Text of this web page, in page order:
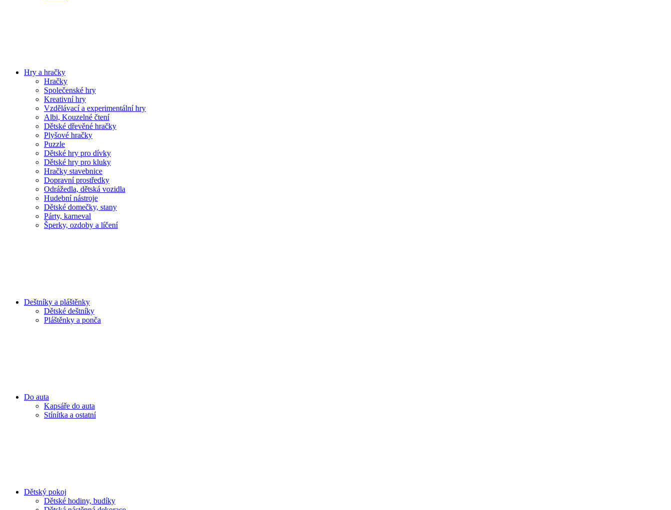
Hry a hračky
Hračky
Společenské hry
Kreativní hry
Vzdělávací a experimentální hry
Albi, Kouzelné čtení
Dětské dřevěné hračky
Plyšové hračky
Puzzle
Dětské hry pro dívky
Dětské hry pro kluky
Hračky stavebnice
Dopravní prostředky
Odrážedla, dětská vozidla
Hudební nástroje
Dětské domečky, stany
Párty, karneval
Šperky, ozdoby a líčení
Deštníky a pláštěnky
Dětské deštníky
Pláštěnky a ponča
Do auta
Kapsáře do auta
Stínítka a ostatní
Dětský pokoj
Dětské hodiny, budíky